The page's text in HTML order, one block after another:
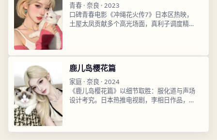
青春 · 奈良 · 2023
口碑青春电影《冲绳花火传7》日本区热映，
土屋太凤贡献多个高光场面，真利子调度精
鹿儿岛樱花篇
家庭 · 奈良 · 2024
《鹿儿岛樱花篇》以细节取胜：服化道与声场
设计考究。日本热推电视剧，李相日作品，高